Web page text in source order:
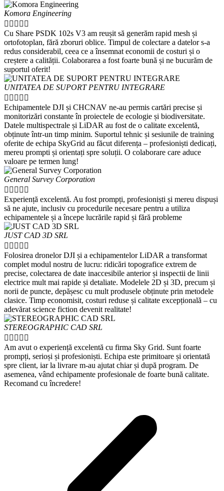
Komora Engineering
    
Cu Share PSDK 102s V3 am reușit să generăm rapid mesh și
ortofotoplan, fără zboruri oblice. Timpul de colectare a datelor s-a
redus considerabil, ceea ce a însemnat economii de costuri și o
creștere a calității. Colaborarea a fost foarte bună și ne bucurăm de
suportul oferit!
UNITATEA DE SUPORT PENTRU INTEGRARE
    
Echipamentele DJI și CHCNAV ne-au permis cartări precise și
monitorizări constante în proiectele de ecologie și biodiversitate.
Datele multispectrale și LiDAR au fost de o calitate excelentă,
obținute într-un timp minim. Suportul tehnic și sesiunile de training
oferite de echipa SkyGrid au făcut diferența – profesioniști dedicați,
mereu prompti și orientați spre soluții. O colaborare care aduce
valoare pe termen lung!
General Survey Corporation
    
Experiență excelentă. Au fost prompți, profesioniști și mereu dispuși
să ne ajute, inclusiv cu procedurile necesare pentru a utiliza
echipamentele și a începe lucrările rapid și fără probleme
JUST CAD 3D SRL
    
Folosirea dronelor DJI și a echipamentelor LiDAR a transformat
complet modul nostru de lucru: ridicări topografice extrem de
precise, colectarea de date inaccesibile anterior și inspectii de linii
electrice mult mai rapide și detaliate. Modelele 2D și 3D, precum și
norii de puncte, depășesc cu mult produsele obținute prin metodele
clasice. Timp economisit, costuri reduse și calitate excepțională – cu
adevărat science fiction devenit realitate!
STEREOGRAPHIC CAD SRL
    
Am avut o experiență excelentă cu firma Sky Grid. Sunt foarte
prompți, serioși și profesioniști. Echipa este primitoare și orientată
spre client, iar la livrare m-au ajutat chiar și după program. De
asemenea, vând echipamente profesionale de foarte bună calitate.
Recomand cu încredere!